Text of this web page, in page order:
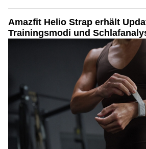
Amazfit Helio Strap erhält
Trainingsmodi und